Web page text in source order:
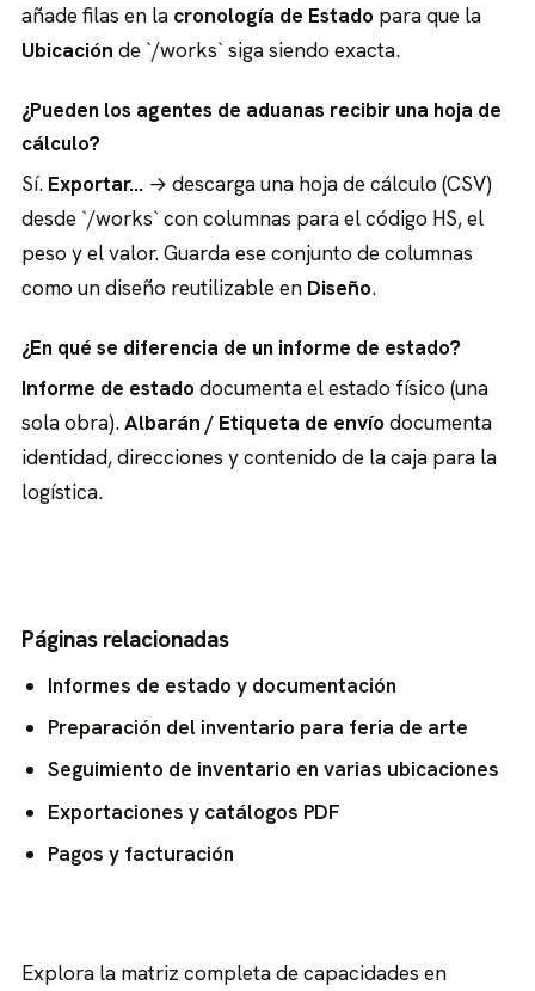
añade filas en la cronología de Estado para que la
Ubicación de `/works` siga siendo exacta.
¿Pueden los agentes de aduanas recibir una hoja de
cálculo?
Sí. Exportar… → descarga una hoja de cálculo (CSV)
desde `/works` con columnas para el código HS, el
peso y el valor. Guarda ese conjunto de columnas
como un diseño reutilizable en Diseño.
¿En qué se diferencia de un informe de estado?
Informe de estadodocumenta el estado físico (una
sola obra).Albarán / Etiqueta de envíodocumenta
identidad, direcciones y contenido de la caja para la
logística.
Páginas relacionadas
Informes de estado y documentación
Preparación del inventario para feria de arte
Seguimiento de inventario en varias ubicaciones
Exportaciones y catálogos PDF
Pagos y facturación
Explora la matriz completa de capacidades en